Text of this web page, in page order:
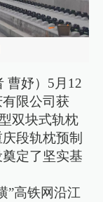
曹妤）5月12
限公司获
双块式轨枕
段轨枕预制
定了坚实基
”高铁网沿江